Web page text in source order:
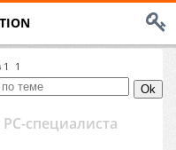
1 1
cпециaлиста